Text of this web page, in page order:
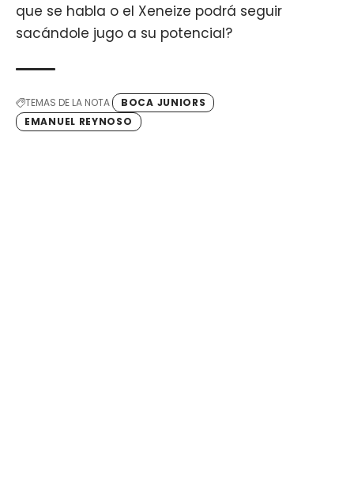
que se habla o el Xeneize podrá seguir
sacándole jugo a su potencial?
TEMAS DE LA NOTA
BOCA JUNIORS
EMANUEL REYNOSO